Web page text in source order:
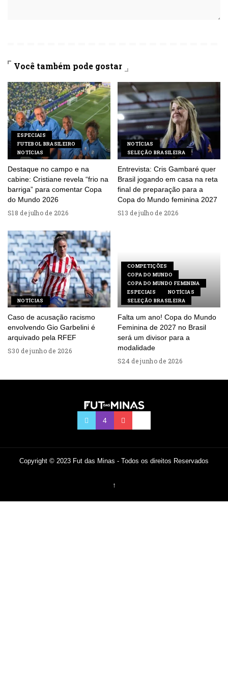
Você também pode gostar
ESPECIAIS
FUTEBOL BRASILEIRO
NOTÍCIAS
Destaque no campo e na
cabine: Cristiane revela “frio na
barriga” para comentar Copa
do Mundo 2026
18 de julho de 2026
NOTÍCIAS
SELEÇÃO BRASILEIRA
Entrevista: Cris Gambaré quer
Brasil jogando em casa na reta
final de preparação para a
Copa do Mundo feminina 2027
13 de julho de 2026
NOTÍCIAS
Caso de acusação racismo
envolvendo Gio Garbelini é
arquivado pela RFEF
30 de junho de 2026
COMPETIÇÕES
COPA DO MUNDO
COPA DO MUNDO FEMININA
ESPECIAIS
NOTÍCIAS
SELEÇÃO BRASILEIRA
Falta um ano! Copa do Mundo
Feminina de 2027 no Brasil
será um divisor para a
modalidade
24 de junho de 2026
Copyright © 2023 Fut das Minas - Todos os direitos Reservados
↑